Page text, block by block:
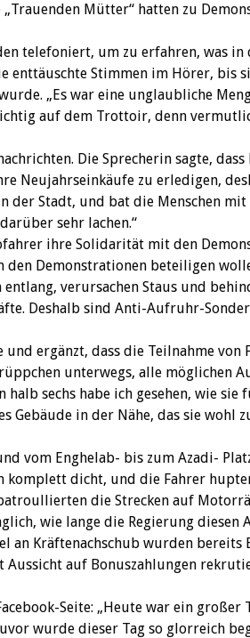
Mütter“ hatten zu
telefoniert, um zu erfahren, was in
enttäuschte Stimmen im Hörer, bis
„Es war eine unglaubliche
auf dem Trottoir, denn
Die Sprecherin sagte,
Neujahrseinkäufe zu erledigen,
der Stadt, und bat die Menschen
sehr lachen.“
ihre ‎Solidarität mit den
den Demonstrationen ‎beteiligen
verursachen Staus ‎und
Deshalb sind Anti-Aufruhr-‎
ergänzt, dass die Teilnahme von
unterwegs, alle möglichen
halb sechs habe ich gesehen, wie sie
Gebäude in der Nähe, das sie wohl
vom Enghelab- bis zum Azadi-
komplett dicht, und die Fahrer
die Strecken auf
wie lange die Regierung diesen
an Kräftenachschub wurden bereits
Aussicht auf Bonuszahlungen
Seite: „Heute war ein großer
wurde dieser Tag so glorreich